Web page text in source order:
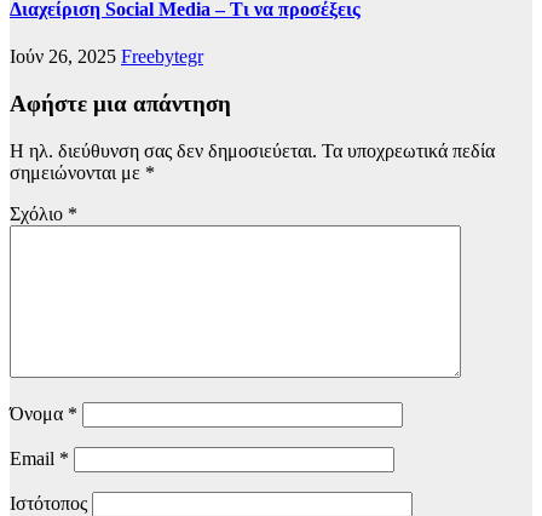
Διαχείριση Social Media – Τι να προσέξεις
Ιούν 26, 2025 Freebytegr
Αφήστε μια απάντηση
Η ηλ. διεύθυνση σας δεν δημοσιεύεται. Τα υποχρεωτικά πεδία
σημειώνονται με *
Σχόλιο *
Όνομα *
Email *
Ιστότοπος